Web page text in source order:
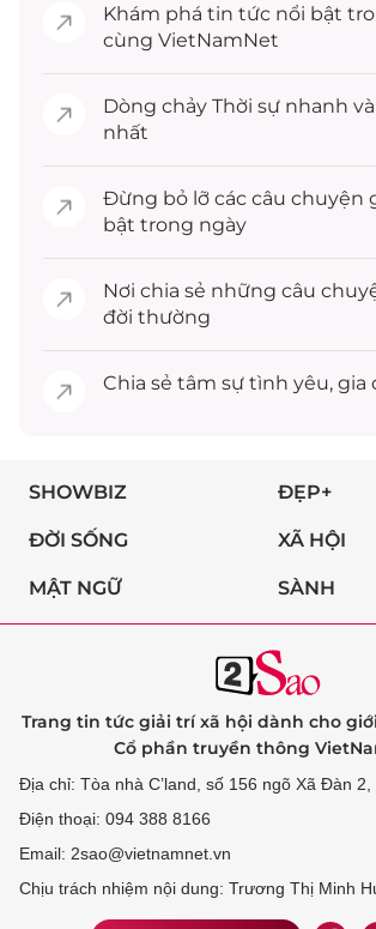
Khám phá tin tức nổi bật
cùng VietNamNet
Dòng chảy Thời sự nhanh
nhất
Đừng bỏ lỡ các câu chuyện
bật trong ngày
Nơi chia sẻ những câu
đời thường
Chia sẻ tâm sự tình yêu, gia
SHOWBIZ ĐẸP+
ĐỜI SỐNG XÃ HỘI
MẬT NGỮ SÀNH
Trang tin tức giải trí xã hội dành cho
Cổ phần truyền thông
Địa chỉ: Tòa nhà C’land, số 156 ngõ Xã Đàn
Điện thoại: 094 388 8166
Email: 2sao@vietnamnet.vn
Chịu trách nhiệm nội dung: Trương Thị Minh